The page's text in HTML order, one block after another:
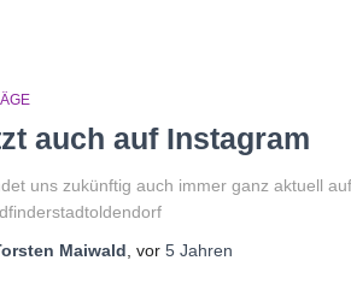
auch auf Instagram
uns zukünftig auch immer ganz aktuell
Maiwald , vor 5 Jahren